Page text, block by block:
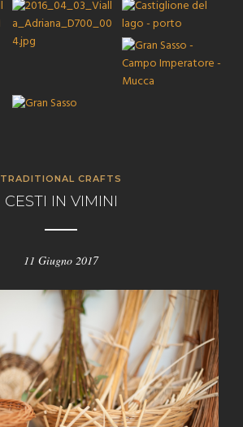
TRADITIONAL CRAFTS
CESTI IN VIMINI
11 Giugno 2017